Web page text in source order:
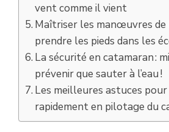
vent comme il vient
Maîtriser les manœuvres de
prendre les pieds dans les
La sécurité en catamaran :
prévenir que sauter à l’eau !
Les meilleures astuces
rapidement en pilotage du